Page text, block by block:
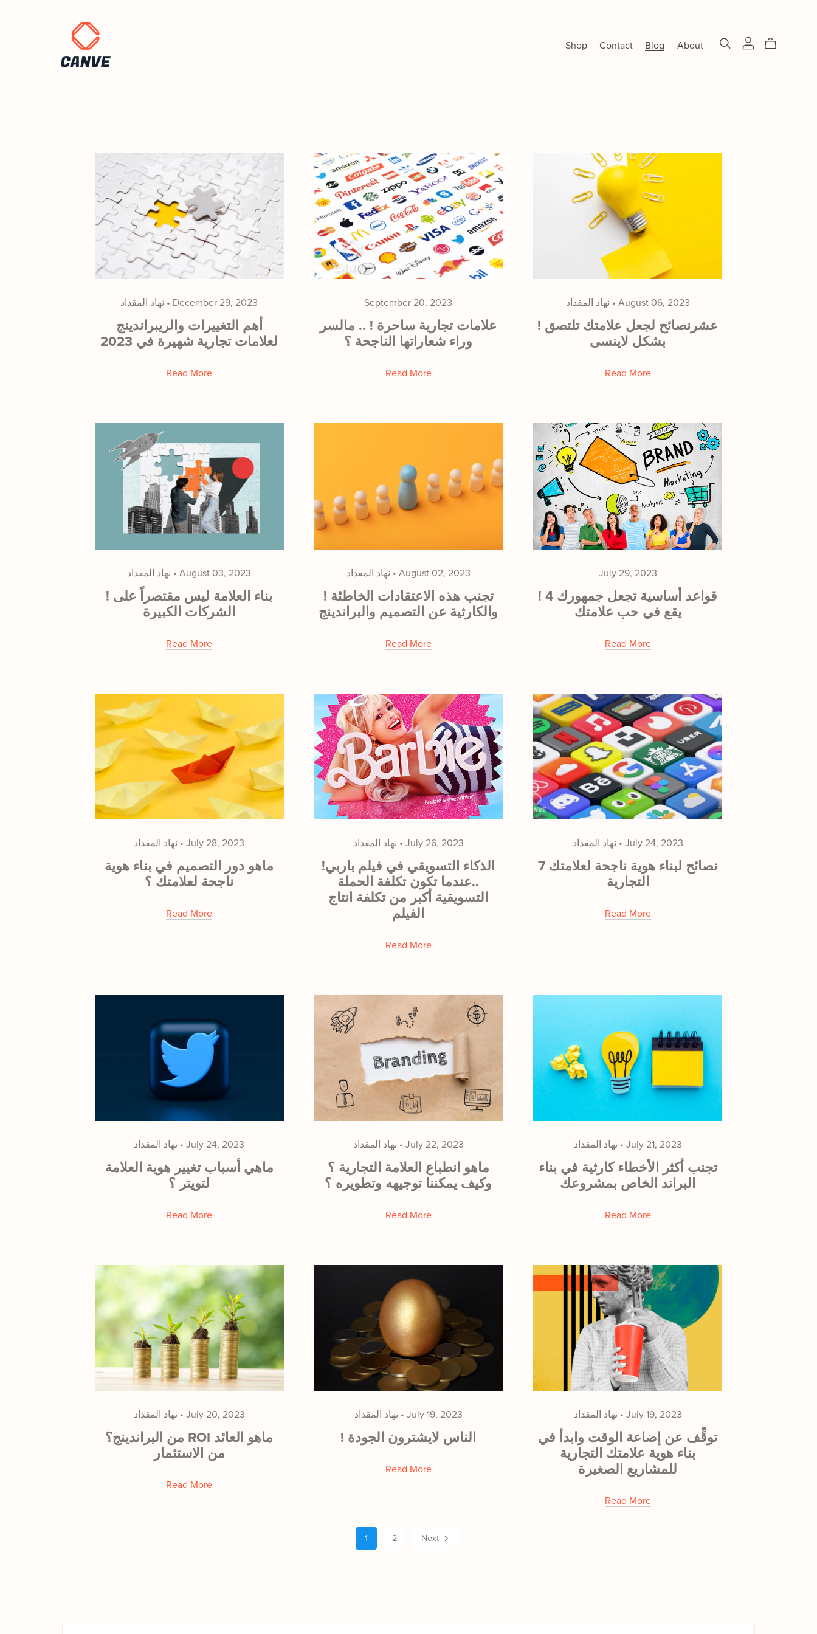
Shop Contact Blog About
نهاد المقداد December 29, 2023
أهم التغييرات والريبراندينج
لعلامات تجارية شهيرة في 2023
Read More
September 20, 2023
علامات تجارية ساحرة ! .. مالسر
وراء شعاراتها الناجحة ؟
Read More
نهاد المقداد August 06, 2023
! عشرنصائح لجعل علامتك تلتصق
بشكل لاينسى
Read More
نهاد المقداد August 03, 2023
! بناء العلامة ليس مقتصراً على
الشركات الكبيرة
Read More
نهاد المقداد August 02, 2023
! تجنب هذه الاعتقادات الخاطئة
والكارثية عن التصميم والبراندينج
Read More
July 29, 2023
! 4 قواعد أساسية تجعل جمهورك
يقع في حب علامتك
Read More
نهاد المقداد July 28, 2023
ماهو دور التصميم في بناء هوية
ناجحة لعلامتك ؟
Read More
نهاد المقداد July 26, 2023
!الذكاء التسويقي في فيلم باربي
..عندما تكون تكلفة الحملة
التسويقية أكبر من تكلفة انتاج
الفيلم
Read More
نهاد المقداد July 24, 2023
7 نصائح لبناء هوية ناجحة لعلامتك
التجارية
Read More
نهاد المقداد July 24, 2023
ماهي أسباب تغيير هوية العلامة
لتويتر ؟
Read More
نهاد المقداد July 22, 2023
ماهو انطباع العلامة التجارية ؟
وكيف يمكننا توجيهه وتطويره ؟
Read More
نهاد المقداد July 21, 2023
تجنب أكثر الأخطاء كارثية في بناء
البراند الخاص بمشروعك
Read More
نهاد المقداد July 20, 2023
من البراندينج؟ ROI ماهو العائد
من الاستثمار
Read More
نهاد المقداد July 19, 2023
! الناس لايشترون الجودة
Read More
نهاد المقداد July 19, 2023
توقِّف عن إضاعة الوقت وابدأ في
بناء هوية علامتك التجارية
للمشاريع الصغيرة
Read More
1 2 Next